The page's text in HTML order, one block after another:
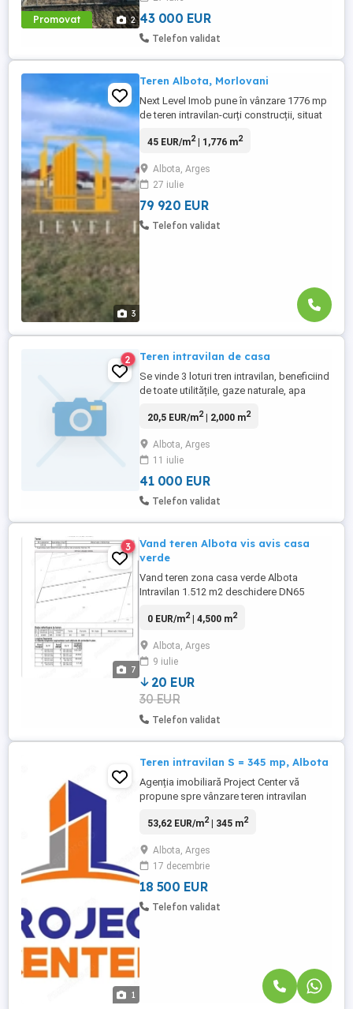
Promovat 2 43 000 EUR
Telefon validat
3
Teren Albota, Morlovani
Next Level Imob pune în vânzare 1776 mp
de teren intravilan-curți construcții, situat
într-o zonă de vile nou construite. Terenul
strada asfaltată. Toate utilitățile. Terenul
poate fi parcelat, in aceasta situație prețul
...
45 EUR/m2| 1,776 m2
Albota, Arges
27 iulie
79 920 EUR
Telefon validat
2 Teren intravilan de casa
Se vinde 3 loturi tren intravilan, beneficiind
de toate utilitățile, gaze naturale, apa
2038mp 41mii euro.Al doilea lot 2000mp
euro.
20,5 EUR/m2| 2,000 m2
Albota, Arges
11 iulie
41 000 EUR
Telefon validat
7
3
Vand teren Albota vis avis casa
verde
Vand teren zona casa verde Albota
Intravilan 1.512 m2 deschidere DN65
Pitesti-Craiova Extravilan 2.988 Telefon
0 EUR/m2| 4,500 m2
Albota, Arges
9 iulie
20 EUR
30 EUR
Telefon validat
1
Teren intravilan S = 345 mp, Albota
Agenția imobiliară Project Center vă
propune spre vânzare teren intravilan
și front stradal generos de 22 m, ideal
investiție. ✔ Distanta 24 de metri de la
drumul asfaltat, ✔ Toate utilitățile (apă,
canalizare, gaz, electricitate) ...
53,62 EUR/m2| 345 m2
Albota, Arges
17 decembrie
18 500 EUR
Telefon validat